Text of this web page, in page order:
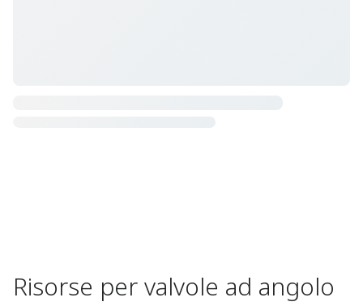
Risorse per valvole ad angolo